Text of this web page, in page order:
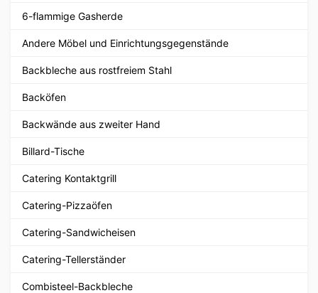
6-flammige Gasherde
Andere Möbel und Einrichtungsgegenstände
Backbleche aus rostfreiem Stahl
Backöfen
Backwände aus zweiter Hand
Billard-Tische
Catering Kontaktgrill
Catering-Pizzaöfen
Catering-Sandwicheisen
Catering-Tellerständer
Combisteel-Backbleche